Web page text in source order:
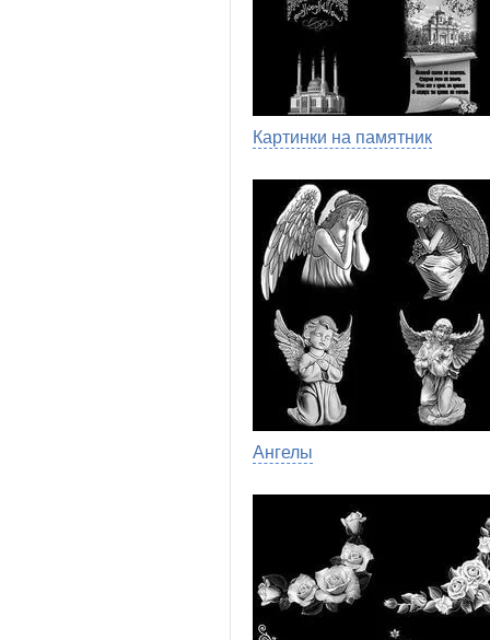
Картинки на памятник
Ангелы